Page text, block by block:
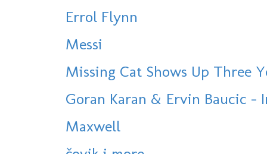
Errol Flynn
Messi
Missing Cat Shows Up Three
Goran Karan & Ervin Baucic -
Maxwell